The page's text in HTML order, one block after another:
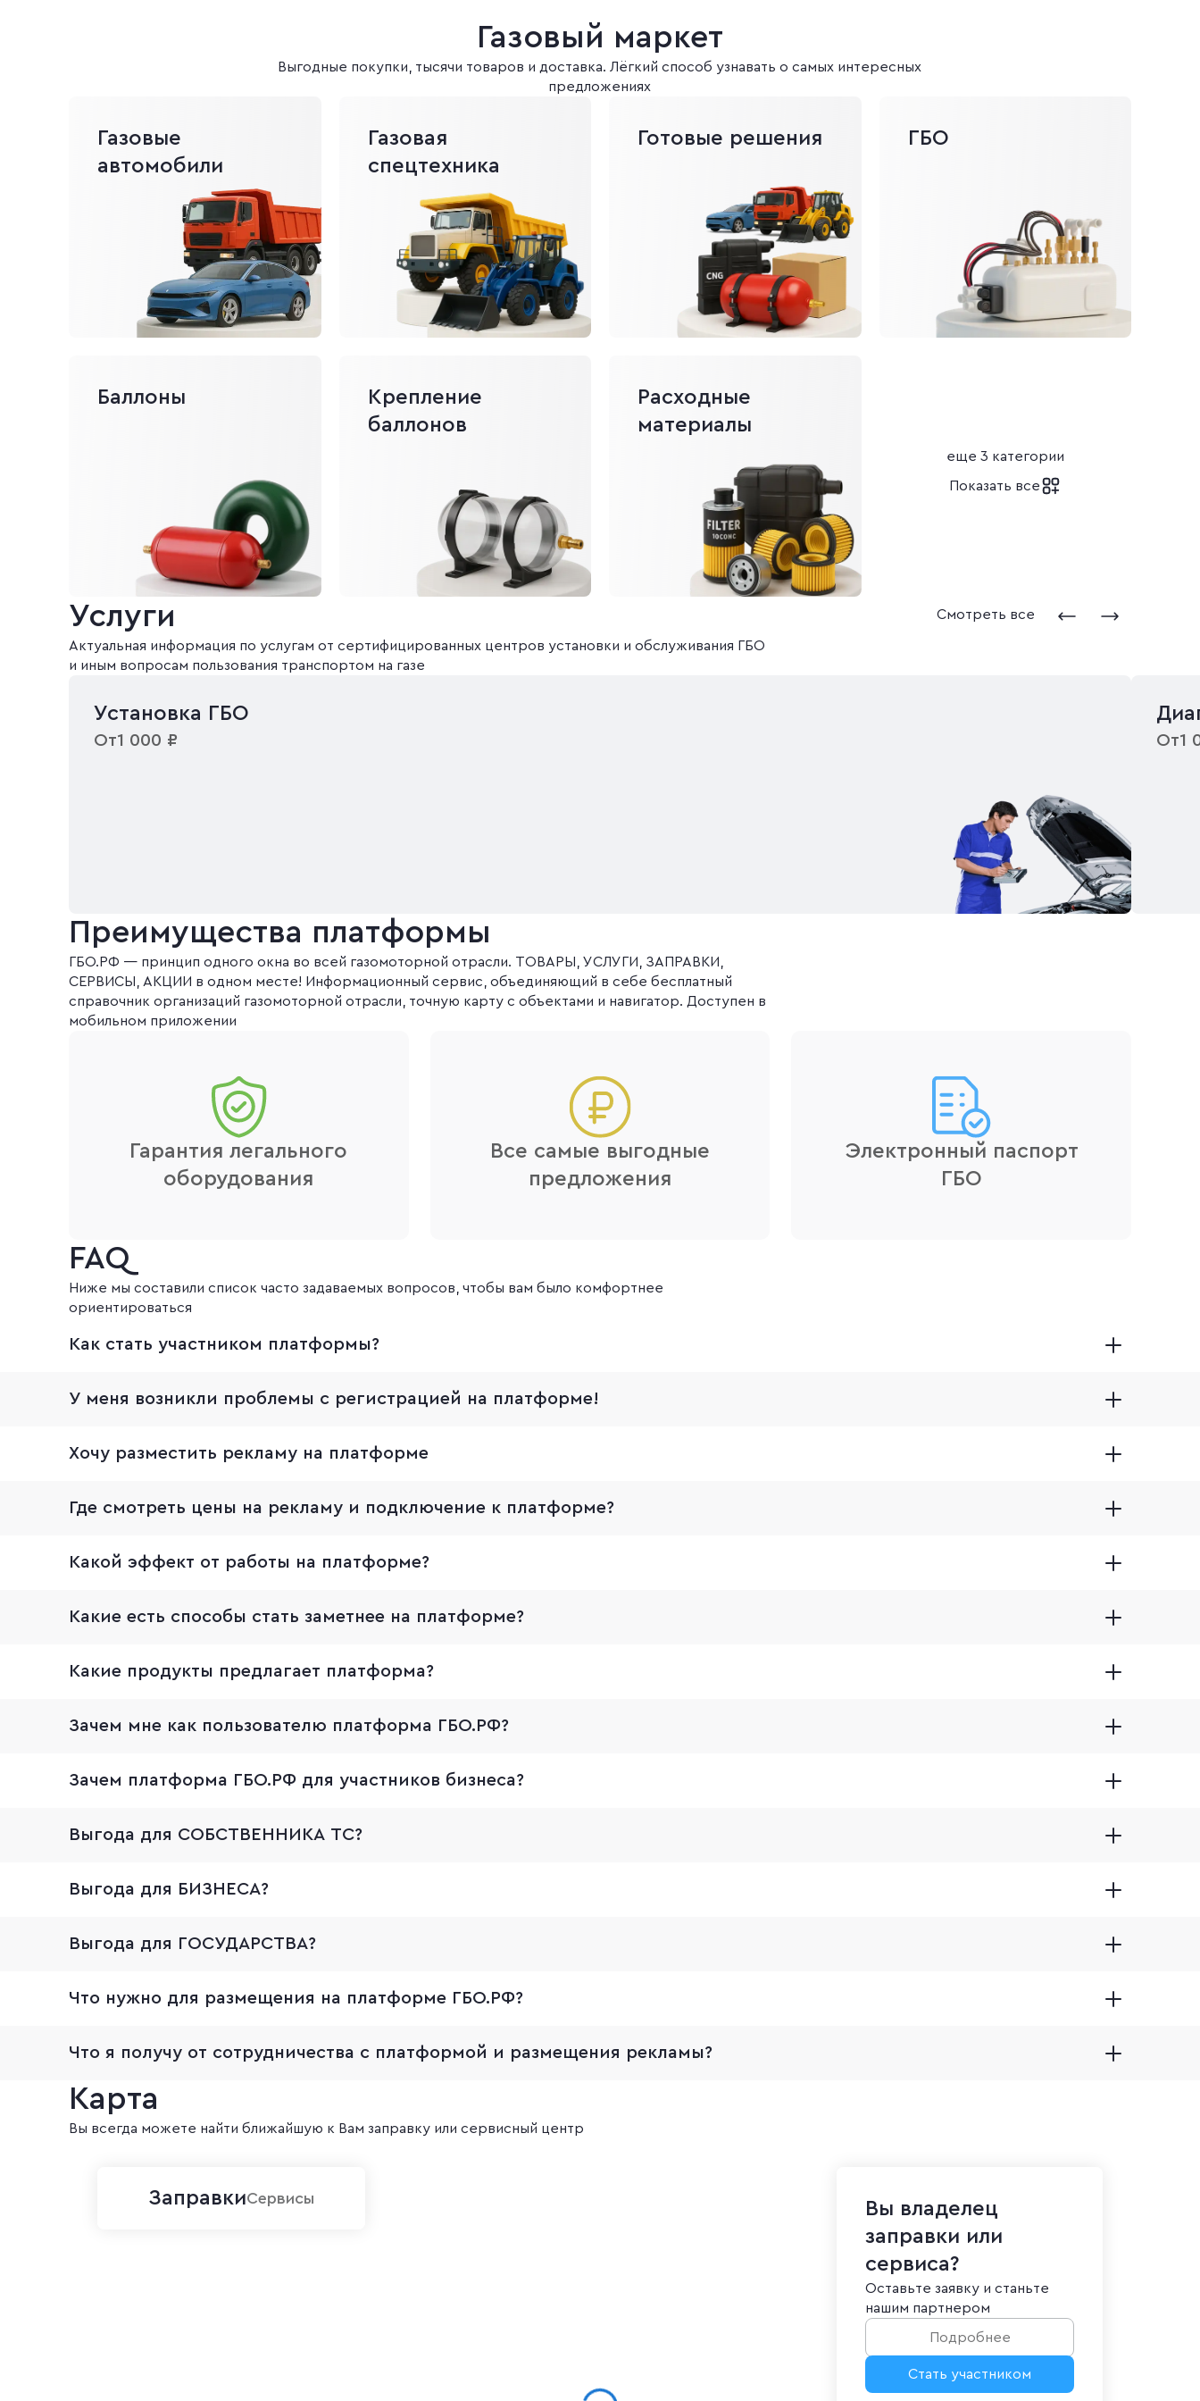
Газовый маркет
Выгодные покупки, тысячи товаров и доставка. Лёгкий способ узнавать о самых интересных
предложениях
Газовые
автомобили
Газовая
спецтехника
Готовые решения ГБО
Баллоны
Крепление
баллонов
Расходные
материалы
еще 3 категории
Показать все
Услуги Смотреть все
Актуальная информация по услугам от сертифицированных центров установки и обслуживания ГБО
и иным вопросам пользования транспортом на газе
Установка ГБО
От1 000 ₽ От1
Преимущества платформы
ГБО.РФ ― принцип одного окна во всей газомоторной отрасли. ТОВАРЫ, УСЛУГИ, ЗАПРАВКИ,
СЕРВИСЫ, АКЦИИ в одном месте! Информационный сервис, объединяющий в себе бесплатный
справочник организаций газомоторной отрасли, точную карту с объектами и навигатор. Доступен в
мобильном приложении
Гарантия легального
оборудования
Все самые выгодные
предложения
Электронный паспорт
ГБО
FAQ
Ниже мы составили список часто задаваемых вопросов, чтобы вам было комфортнее
ориентироваться
Как стать участником платформы?
У меня возникли проблемы с регистрацией на платформе!
Хочу разместить рекламу на платформе
Где смотреть цены на рекламу и подключение к платформе?
Какой эффект от работы на платформе?
Какие есть способы стать заметнее на платформе?
Какие продукты предлагает платформа?
Зачем мне как пользователю платформа ГБО.РФ?
Зачем платформа ГБО.РФ для участников бизнеса?
Выгода для СОБСТВЕННИКА ТС?
Выгода для БИЗНЕСА?
Выгода для ГОСУДАРСТВА?
Что нужно для размещения на платформе ГБО.РФ?
Что я получу от сотрудничества с платформой и размещения рекламы?
Карта
Вы всегда можете найти ближайшую к Вам заправку или сервисный центр
ЗаправкиСервисы
Вы владелец
заправки или
сервиса?
Оставьте заявку и станьте
нашим партнером
Подробнее
Стать участником